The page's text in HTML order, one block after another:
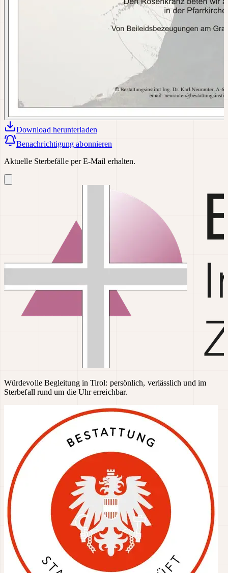
Download herunterladen
Benachrichtigung abonnieren
Aktuelle Sterbefälle per E-Mail erhalten.
Würdevolle Begleitung in Tirol: persönlich, verlässlich und im
Sterbefall rund um die Uhr erreichbar.